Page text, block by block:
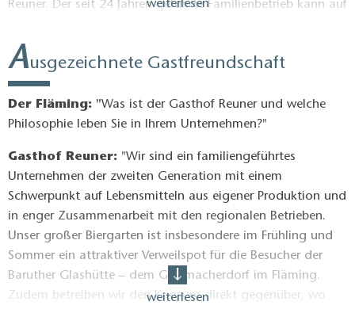
Reuner. Der seit 24 Jahren geführte Familienbetrieb kann auf
Gasthof der
beste Biergarten in Teltow-Fläming 2023im Ranking der
MAZ sowie mit der
ausgezeichnet.
gegenüberliegenden Alten Konsum auf einem solch hohen
Niveau zu betreiben, gelingt nur mit einem
ausgezeichneten Team. Derzeit sorgen 15 Mitarbeitende
für den Betrieb von März bis Dezember. Zusätzlich wird auf
vielen Messen und Veranstaltungen regionale, authentische
und raffinierte Küche gezeigt. So ist das Team vom
Gasthof Reuner regelmäßig auf der Grünen Woche zu Gast
und empfängt Gäste für Weihnachtsfeiern mit einem
weiterlesen
Ausgezeichnete Gastfreundschaft
Der Fläming: "Was ist der Gasthof Reuner und welche
Philosophie leben Sie in Ihrem Unternehmen?"
Gasthof Reuner: "Wir sind ein familiengeführtes
Unternehmen der zweiten Generation mit einem
Schwerpunkt auf Lebensmitteln aus eigener Produktion und
in enger Zusammenarbeit mit den regionalen Betrieben.
Unser großer Biergarten ist insbesondere im Frühling und
Sommer ein attraktiver Verweilspot für die Besucher der
Baruther Glashütte – dem Glasmacherdorf im Fläming.
Zudem betreiben wir den Konsum direkt gegenüber, wo
weiterlesen